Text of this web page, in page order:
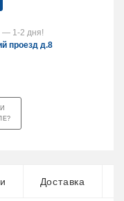
— 1-2 дня!
проезд д.8
Доставка